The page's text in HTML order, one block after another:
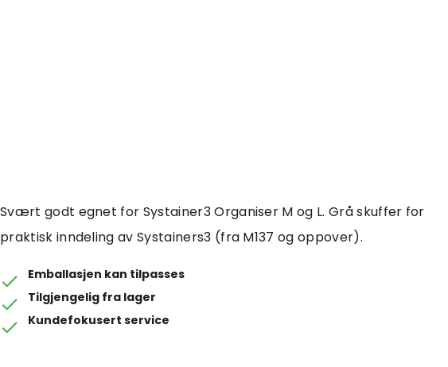
Svært godt egnet for Systainer3 Organiser M og L. Grå skuffer for
praktisk inndeling av Systainers3 (fra M137 og oppover).
Emballasjen kan tilpasses
Tilgjengelig fra lager
Kundefokusert service